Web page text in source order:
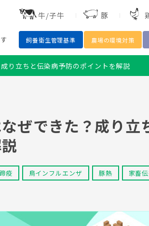
牛/子牛 豚
飼養衛生管理基準 農場の環境対策
り立ちと伝染病予防のポイントを解説
ぜできた？成り立
疫 鳥インフルエンザ 豚熱
家畜